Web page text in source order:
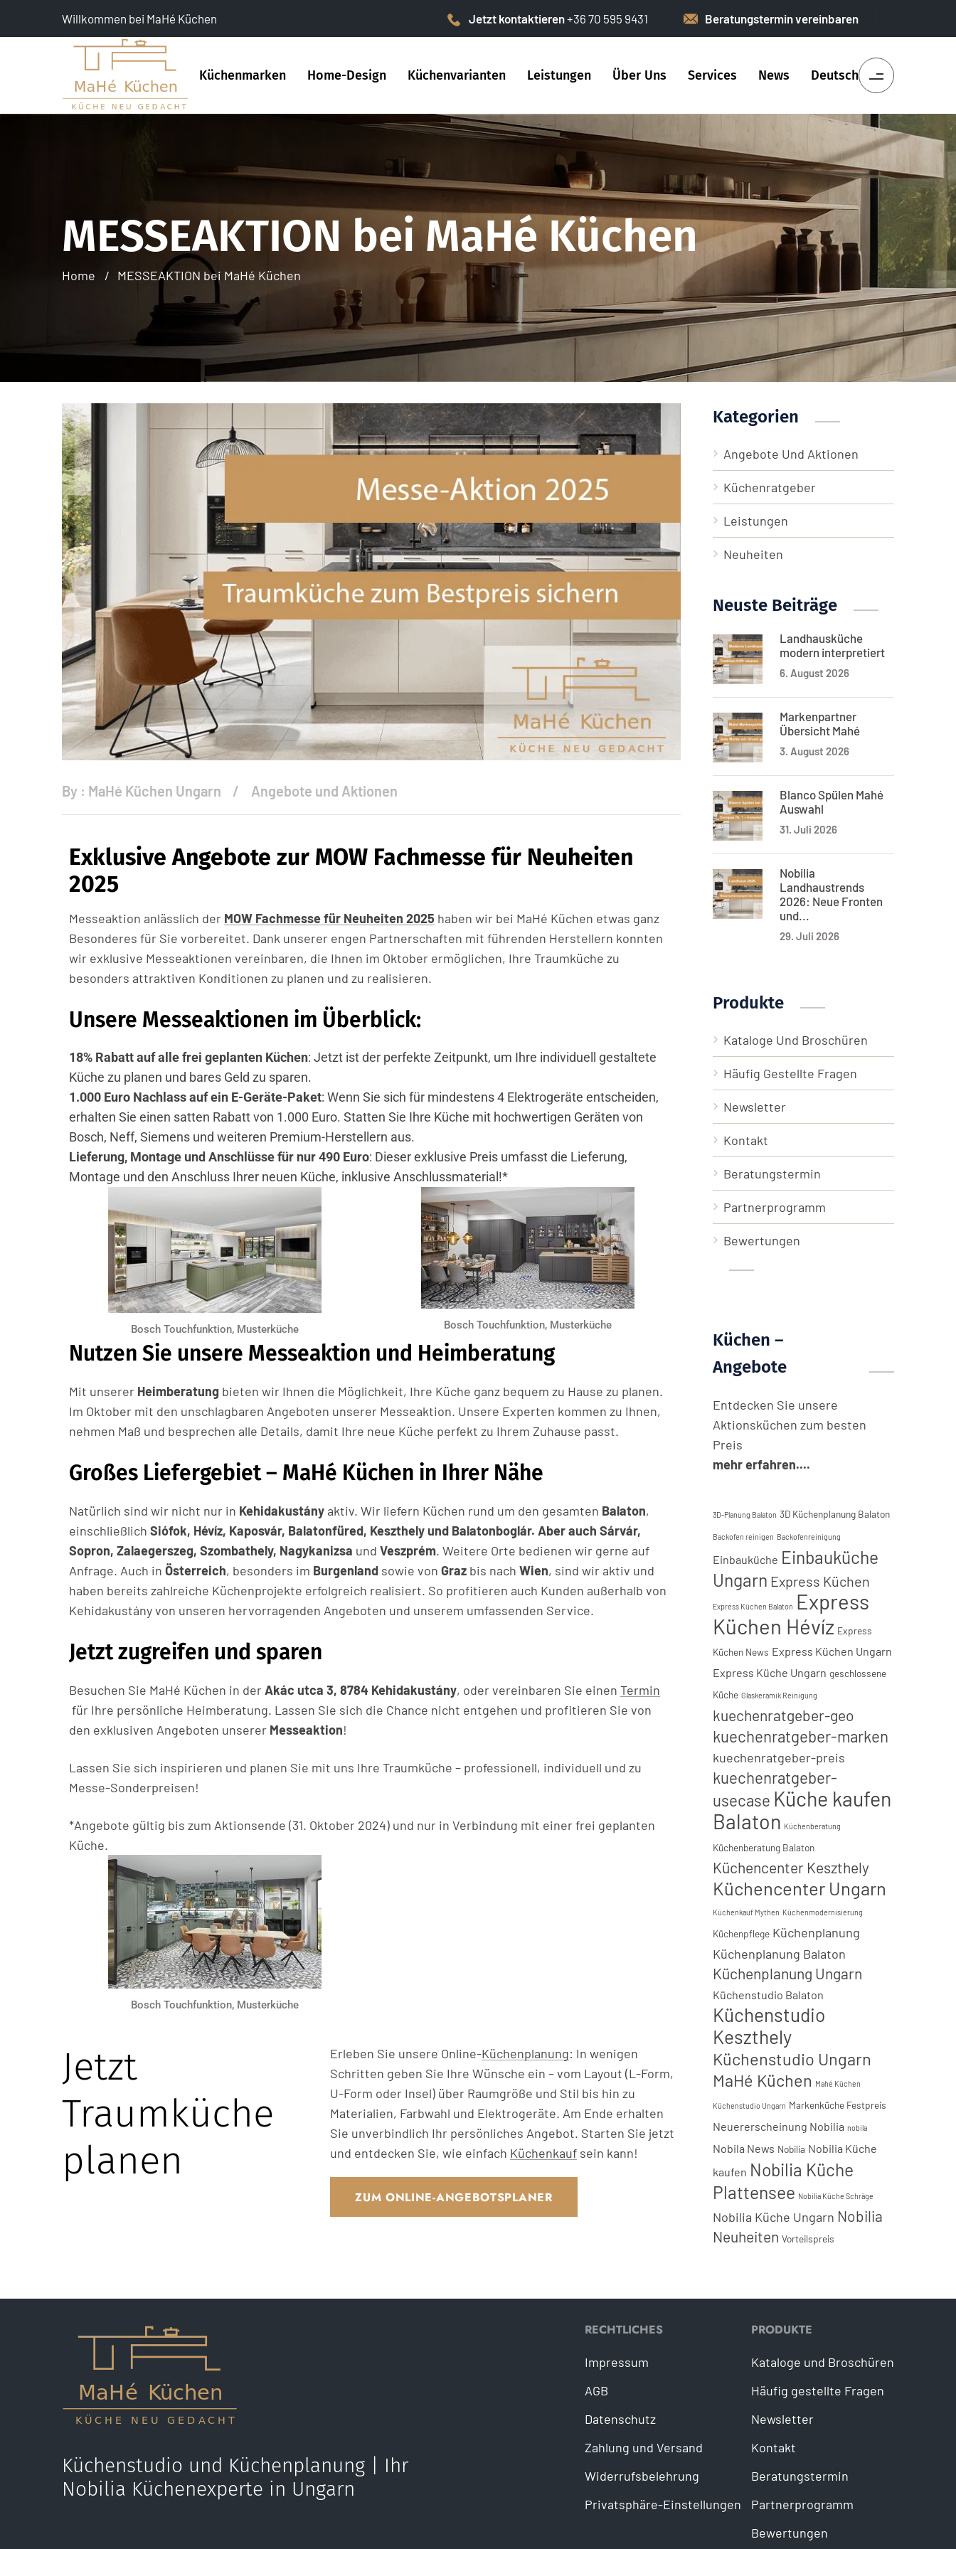
Willkommen bei MaHé Küchen Jetzt kontaktieren+36 70 595 9431 Beratungstermin vereinbaren
Küchenmarken Home-Design Küchenvarianten Leistungen Über Uns Services News Deutsch
MESSEAKTION bei MaHé Küchen
Home MESSEAKTION bei MaHé Küchen
By : MaHé Küchen Ungarn Angebote und Aktionen
Exklusive Angebote zur MOW Fachmesse für Neuheiten
2025
Messeaktion anlässlich der MOW Fachmesse für Neuheiten 2025 haben wir bei MaHé Küchen etwas ganz
Besonderes für Sie vorbereitet. Dank unserer engen Partnerschaften mit führenden Herstellern konnten
wir exklusive Messeaktionen vereinbaren, die Ihnen im Oktober ermöglichen, Ihre Traumküche zu
besonders attraktiven Konditionen zu planen und zu realisieren.
Unsere Messeaktionen im Überblick:
18% Rabatt auf alle frei geplanten Küchen: Jetzt ist der perfekte Zeitpunkt, um Ihre individuell gestaltete
Küche zu planen und bares Geld zu sparen.
1.000 Euro Nachlass auf ein E-Geräte-Paket: Wenn Sie sich für mindestens 4 Elektrogeräte entscheiden,
erhalten Sie einen satten Rabatt von 1.000 Euro. Statten Sie Ihre Küche mit hochwertigen Geräten von
Bosch, Neff, Siemens und weiteren Premium-Herstellern aus.
Lieferung, Montage und Anschlüsse für nur 490 Euro: Dieser exklusive Preis umfasst die Lieferung,
Montage und den Anschluss Ihrer neuen Küche, inklusive Anschlussmaterial!*
Bosch Touchfunktion, Musterküche Bosch Touchfunktion, Musterküche
Nutzen Sie unsere Messeaktion und Heimberatung
Mit unserer Heimberatung bieten wir Ihnen die Möglichkeit, Ihre Küche ganz bequem zu Hause zu planen.
Im Oktober mit den unschlagbaren Angeboten unserer Messeaktion. Unsere Experten kommen zu Ihnen,
nehmen Maß und besprechen alle Details, damit Ihre neue Küche perfekt zu Ihrem Zuhause passt.
Großes Liefergebiet – MaHé Küchen in Ihrer Nähe
Natürlich sind wir nicht nur in Kehidakustány aktiv. Wir liefern Küchen rund um den gesamten Balaton,
einschließlich Siófok, Hévíz, Kaposvár, Balatonfüred, Keszthely und Balatonboglár. Aber auch Sárvár,
Sopron, Zalaegerszeg, Szombathely, Nagykanizsa und Veszprém. Weitere Orte bedienen wir gerne auf
Anfrage. Auch in Österreich, besonders im Burgenland sowie von Graz bis nach Wien, sind wir aktiv und
haben bereits zahlreiche Küchenprojekte erfolgreich realisiert. So profitieren auch Kunden außerhalb von
Kehidakustány von unseren hervorragenden Angeboten und unserem umfassenden Service.
Jetzt zugreifen und sparen
Besuchen Sie MaHé Küchen in der Akác utca 3, 8784 Kehidakustány, oder vereinbaren Sie einen Termin
für Ihre persönliche Heimberatung. Lassen Sie sich die Chance nicht entgehen und profitieren Sie von
den exklusiven Angeboten unserer Messeaktion!
Lassen Sie sich inspirieren und planen Sie mit uns Ihre Traumküche – professionell, individuell und zu
Messe-Sonderpreisen!
*Angebote gültig bis zum Aktionsende (31. Oktober 2024) und nur in Verbindung mit einer frei geplanten
Küche.
Bosch Touchfunktion, Musterküche
Jetzt
Traumküche
planen
Erleben Sie unsere Online-Küchenplanung: In wenigen
Schritten geben Sie Ihre Wünsche ein – vom Layout (L-Form,
U-Form oder Insel) über Raumgröße und Stil bis hin zu
Materialien, Farbwahl und Elektrogeräte. Am Ende erhalten
Sie unverbindlich Ihr persönliches Angebot. Starten Sie jetzt
und entdecken Sie, wie einfach Küchenkauf sein kann!
ZUM ONLINE-ANGEBOTSPLANER
Kategorien
Angebote Und Aktionen
Küchenratgeber
Leistungen
Neuheiten
Neuste Beiträge
Landhausküche
modern interpretiert
6. August 2026
Markenpartner
Übersicht Mahé
3. August 2026
Blanco Spülen Mahé
Auswahl
31. Juli 2026
Nobilia
Landhaustrends
2026: Neue Fronten
und...
29. Juli 2026
Produkte
Kataloge Und Broschüren
Häufig Gestellte Fragen
Newsletter
Kontakt
Beratungstermin
Partnerprogramm
Bewertungen
Küchen –
Angebote
Entdecken Sie unsere
Aktionsküchen zum besten
Preis
mehr erfahren....
3D-Planung Balaton 3D Küchenplanung Balaton
Backofen reinigen Backofenreinigung
Einbauküche Einbauküche
Ungarn Express Küchen
Express Küchen Balaton Express
Küchen Hévíz Express
Küchen News Express Küchen Ungarn
Express Küche Ungarn geschlossene
Küche Glaskeramik Reinigung
kuechenratgeber-geo
kuechenratgeber-marken
kuechenratgeber-preis
kuechenratgeber-
usecase Küche kaufen
Balaton Küchenberatung
Küchenberatung Balaton
Küchencenter Keszthely
Küchencenter Ungarn
Küchenkauf Mythen Küchenmodernisierung
Küchenpflege Küchenplanung
Küchenplanung Balaton
Küchenplanung Ungarn
Küchenstudio Balaton
Küchenstudio
Keszthely
Küchenstudio Ungarn
MaHé Küchen Mahé Küchen
Küchenstudio Ungarn Markenküche Festpreis
Neuererscheinung Nobilia nobila
Nobila News Nobilia Nobilia Küche
kaufen Nobilia Küche
Plattensee Nobilia Küche Schräge
Nobilia Küche Ungarn Nobilia
Neuheiten Vorteilspreis
Küchenstudio und Küchenplanung | Ihr
Nobilia Küchenexperte in Ungarn
RECHTLICHES
Impressum
AGB
Datenschutz
Zahlung und Versand
Widerrufsbelehrung
Privatsphäre-Einstellungen
PRODUKTE
Kataloge und Broschüren
Häufig gestellte Fragen
Newsletter
Kontakt
Beratungstermin
Partnerprogramm
Bewertungen